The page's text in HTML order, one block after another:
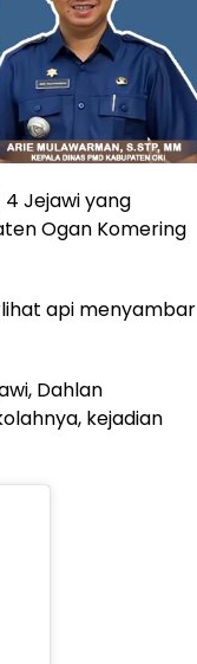
Jejawi yang
Ogan Komering
api menyambar
Dahlan
kejadian